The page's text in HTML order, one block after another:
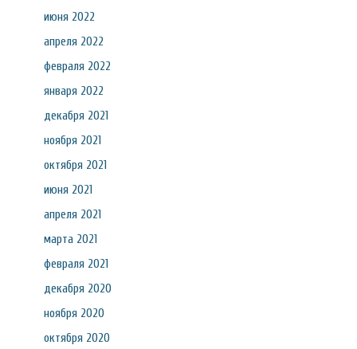
июня 2022
апреля 2022
февраля 2022
января 2022
декабря 2021
ноября 2021
октября 2021
июня 2021
апреля 2021
марта 2021
февраля 2021
декабря 2020
ноября 2020
октября 2020